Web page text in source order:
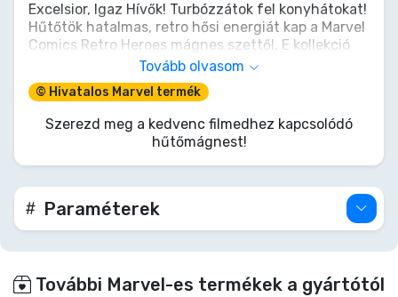
Excelsior, Igaz Hívők! Turbózzátok fel konyhátokat!
Hűtőtök hatalmas, retro hősi energiát kap a Marvel
Comics Retro Heroes mágnes szettől. E kollekció
vibráló, klasszikus képregénypanellé varázsolja
konyhátokat. Képzeljétek el Vasembert, Pókembert,
Hulkot őrködni nasijaitok felett, készen inspirálni
napotokat egy 'SMASH!' és 'THWIP!' kíséretében! Ne
csak dekoráljatok; szabadítsátok rá otthonotokra a
Marvel legendákat! Szerezzétek be ezt a szettet,
és minden út a hűtőhöz felejthetetlen, epikus
Marvel kaland lesz!
Tovább olvasom
© Hivatalos Marvel termék
Szerezd meg a kedvenc filmedhez kapcsolódó
hűtőmágnest!
Paraméterek
További Marvel-es termékek a gyártótól